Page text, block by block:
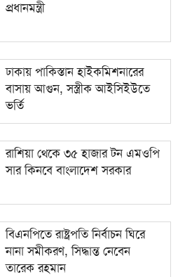
প্রধানমন্ত্রী
ঢাকায় পাকিস্তান হাইকমিশনারের
বাসায় আগুন, সস্ত্রীক আইসিইউতে
ভর্তি
রাশিয়া থেকে ৩৫ হাজার টন এমওপি
সার কিনবে বাংলাদেশ সরকার
বিএনপিতে রাষ্ট্রপতি নির্বাচন ঘিরে
নানা সমীকরণ, সিদ্ধান্ত নেবেন
তারেক রহমান